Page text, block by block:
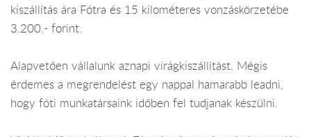
kiszállítás ára Fótra és 15 kilométeres vonzáskörzetébe
3.200.- forint.
Alapvetően vállalunk aznapi virágkiszállítást. Mégis
érdemes a megrendelést egy nappal hamarabb leadni,
hogy fóti munkatársaink időben fel tudjanak készülni.